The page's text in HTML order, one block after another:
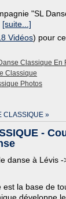
"SL
[suite...]
Vidéos) pour
Classique En
Classique
Photos
CLASSIQUE »
-
danse à Lévis -
est la base de